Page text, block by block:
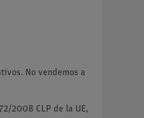
No vendemos a
2008 CLP de la UE,